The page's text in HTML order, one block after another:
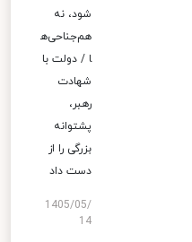
شود، نه
هم‌جناحی‌ه
ا / دولت با
شهادت
رهبر،
پشتوانه
بزرگی را از
دست داد
1405/05/
14